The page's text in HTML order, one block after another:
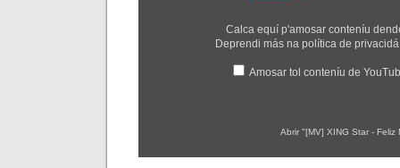
Calca equí p'amosar conteníu
Deprendi más na política de
Amosar tol conteníu de
Abrir "[MV] XING Star -